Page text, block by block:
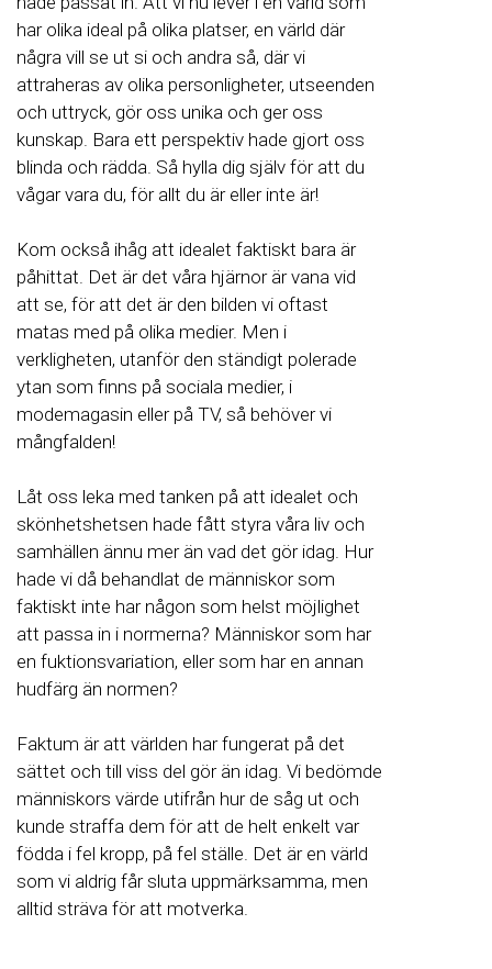
har olika ideal på olika platser, en värld där
några vill se ut si och andra så, där vi
attraheras av olika personligheter, utseenden
och uttryck, gör oss unika och ger oss
kunskap. Bara ett perspektiv hade gjort oss
blinda och rädda. Så hylla dig själv för att du
vågar vara du, för allt du är eller inte är!
Kom också ihåg att idealet faktiskt bara är
påhittat. Det är det våra hjärnor är vana vid
att se, för att det är den bilden vi oftast
matas med på olika medier. Men i
verkligheten, utanför den ständigt polerade
ytan som finns på sociala medier, i
modemagasin eller på TV, så behöver vi
mångfalden!
Låt oss leka med tanken på att idealet och
skönhetshetsen hade fått styra våra liv och
samhällen ännu mer än vad det gör idag. Hur
hade vi då behandlat de människor som
faktiskt inte har någon som helst möjlighet
att passa in i normerna? Människor som har
en fuktionsvariation, eller som har en annan
hudfärg än normen?
Faktum är att världen har fungerat på det
sättet och till viss del gör än idag. Vi bedömde
människors värde utifrån hur de såg ut och
kunde straffa dem för att de helt enkelt var
födda i fel kropp, på fel ställe. Det är en värld
som vi aldrig får sluta uppmärksamma, men
alltid sträva för att motverka.